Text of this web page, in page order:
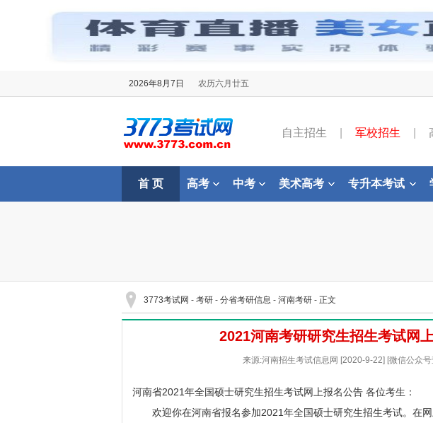
2026年8月7日 农历六月廿五
自主招生 军校招生
首 页 高考 中考 美术高考 专升本考试
3773考试网 - 考研 - 分省考研信息 - 河南考研 - 正文
2021河南考研研究生招生考试网
来源:河南招生考试信息网 [2020-9-22] [微信公众号
河南省2021年全国硕士研究生招生考试网上报名公告 各位考生：
欢迎你在河南省报名参加2021年全国硕士研究生招生考试。在网